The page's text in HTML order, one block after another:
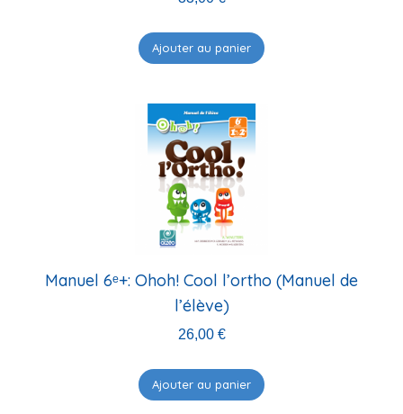
Ajouter au panier
Manuel 6ᵉ+: Ohoh! Cool l’ortho (Manuel de
l’élève)
26,00 €
Ajouter au panier